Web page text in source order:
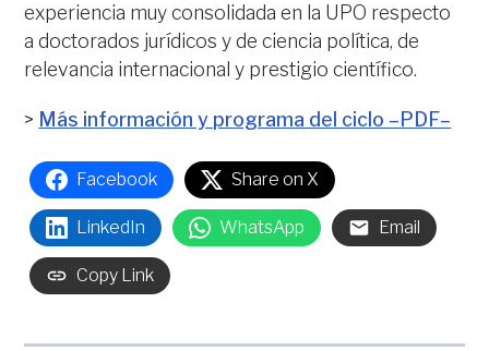
experiencia muy consolidada en la UPO respecto
a doctorados jurídicos y de ciencia política, de
relevancia internacional y prestigio científico.
> Más información y programa del ciclo –PDF–
Facebook Share on X
LinkedIn WhatsApp Email
Copy Link